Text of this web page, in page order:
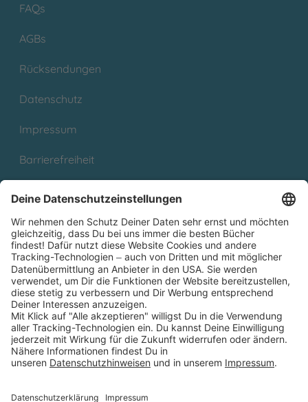
FAQs
AGBs
Rücksendungen
Datenschutz
Impressum
Barrierefreiheit
Partnerprogramm (Affiliate)
Folge uns auf
* Versandkostenfrei ab 9,00 € Bestellwert innerhalb
Deutschlands
** Lieferzeit 1-3 Werktage innerhalb Deutschlands